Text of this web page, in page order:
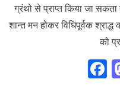
ग्रंथो से प्राप्त किया जा
शान्त मन होकर विधिपूर्वक
को